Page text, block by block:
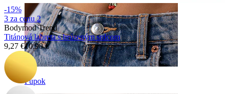
Pupok
-15%
3 za cenu 2
Bodymod Trend
Titánová labreta s brúseným srdcom
9,27 €10,90 €